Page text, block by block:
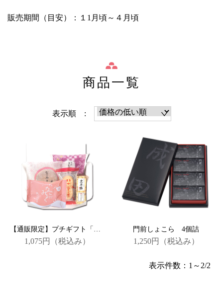
販売期間（目安）：１1月頃～４月頃
商品一覧
表示順 :
1,075円 （税込み）
門前しょこら 4個詰
1,250円 （税込み）
表示件数：1～2/2